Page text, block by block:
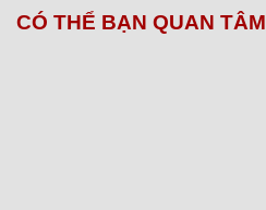
CÓ THỂ BẠN QUAN TÂM